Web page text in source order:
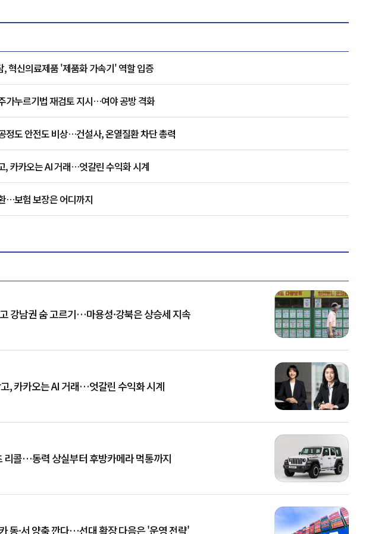
, 혁신의료제품 '제품화 가속기' 역할 입증
가누르기법 재검토 지시…여야 공방 격화
정도 안전도 비상…건설사, 온열질환 차단 총력
, 카카오는 AI 거래…엇갈린 수익화 시계
…보험 보장은 어디까지
강남권 숨 고르기…마용성·강북은 상승세 지속
, 카카오는 AI 거래…엇갈린 수익화 시계
리콜…동력 상실부터 후방카메라 먹통까지
동·서 양축 깐다…선대 확장 다음은 '운영 전략'